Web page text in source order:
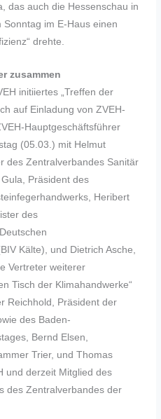
das auch die Hessenschau in
im E-Haus einen
drehte.
zusammen
initiiertes „Treffen der
auf Einladung von ZVEH-
Hauptgeschäftsführer
(05.03.) mit Helmut
des Zentralverbandes Sanitär
Präsident des
Heribert
des
Kälte), und Dietrich Asche,
Vertreter weiterer
Tisch der Klimahandwerke“
Reichhold, Präsident der
des Baden-
Bernd Elsen,
Trier, und Thomas
und derzeit Mitglied des
des Zentralverbandes der